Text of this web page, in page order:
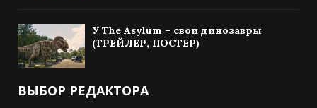
У The Asylum – свои динозавры
(ТРЕЙЛЕР, ПОСТЕР)
ВЫБОР РЕДАКТОРА